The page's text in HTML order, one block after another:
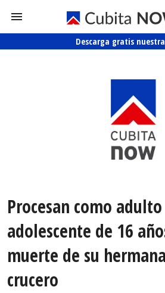
Descarga gratis
Procesan como
adolescente de 16
muerte de su
crucero